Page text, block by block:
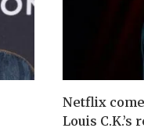
Netflix
Louis C.K.’s